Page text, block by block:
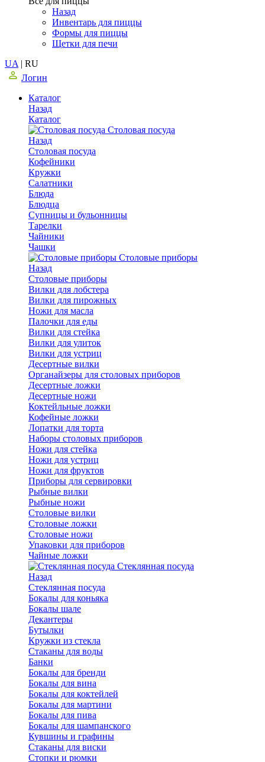
Назад
Инвентарь для пиццы
Формы для пиццы
Щетки для печи
UA | RU
Логин
Каталог
Назад
Каталог
Столовая посуда
Назад
Столовая посуда
Кофейники
Кружки
Салатники
Блюда
Блюдца
Супницы и бульонницы
Тарелки
Чайники
Чашки
Cтоловые приборы
Назад
Cтоловые приборы
Вилки для лобстера
Вилки для пирожных
Ножи для масла
Палочки для еды
Вилки для стейка
Вилки для улиток
Вилки для устриц
Десертные вилки
Органайзеры для столовых приборов
Десертные ложки
Десертные ножи
Коктейльные ложки
Кофейные ложки
Лопатки для торта
Наборы столовых приборов
Ножи для стейка
Ножи для устриц
Ножи для фруктов
Приборы для сервировки
Рыбные вилки
Рыбные ножи
Столовые вилки
Столовые ложки
Столовые ножи
Упаковки для приборов
Чайные ложки
Стеклянная посуда
Назад
Стеклянная посуда
Бокалы для коньяка
Бокалы шале
Декантеры
Бутылки
Кружки из стекла
Стаканы для воды
Банки
Бокалы для бренди
Бокалы для вина
Бокалы для коктейлей
Бокалы для мартини
Бокалы для пива
Бокалы для шампанского
Кувшины и графины
Стаканы для виски
Стопки и рюмки